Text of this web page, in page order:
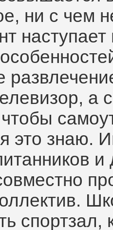
ни с чем
а
это знаю.
спортзал,